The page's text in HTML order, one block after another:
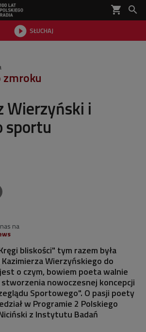
shopping_cart 
 SŁUCHAJ

zmroku
Wierzyński i
sportu
na
bliskości" tym razem była
Wierzyńskiego do
o czym, bowiem poeta walnie
stworzenia nowoczesnej koncepcji
Sportowego". O pasji poety
w Programie 2 Polskiego
z Instytutu Badań